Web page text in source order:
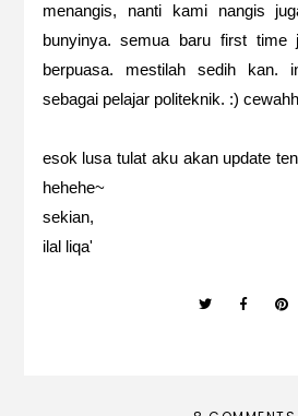
menangis, nanti kami nangis
bunyinya. semua baru first time
berpuasa. mestilah sedih kan.
sebagai pelajar politeknik. :)
esok lusa tulat aku akan update
hehehe~
sekian,
ilal liqa'